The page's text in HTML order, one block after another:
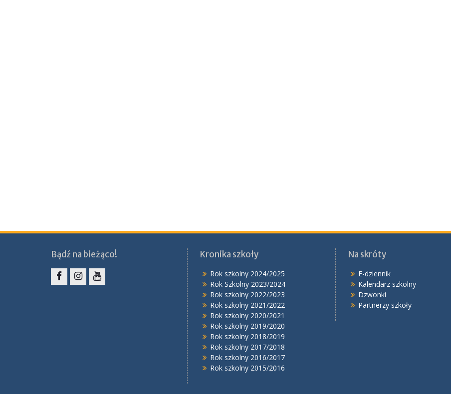
Bądź na bieżąco! Kronika szkoły
Rok szkolny 2024/2025
Rok Szkolny 2023/2024
Rok szkolny 2022/2023
Rok szkolny 2021/2022
Rok szkolny 2020/2021
Rok szkolny 2019/2020
Rok szkolny 2018/2019
Rok szkolny 2017/2018
Rok szkolny 2016/2017
Rok szkolny 2015/2016
Na skróty
E-dziennik
Kalendarz szkolny
Dzwonki
Partnerzy szkoły